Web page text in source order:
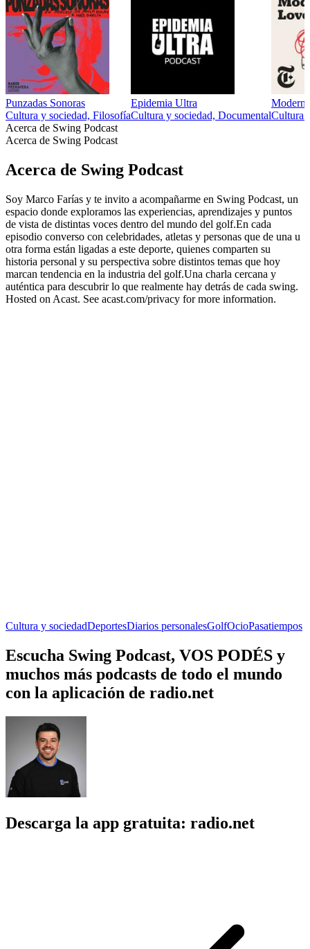
Punzadas Sonoras
Cultura y sociedad, Filosofía
Epidemia Ultra
Cultura y sociedad, Documental
Modern
Cultura
Acerca de Swing Podcast
Acerca de Swing Podcast
Acerca de Swing Podcast
Soy Marco Farías y te invito a acompañarme en Swing Podcast, un
espacio donde exploramos las experiencias, aprendizajes y puntos
de vista de distintas voces dentro del mundo del golf.En cada
episodio converso con celebridades, atletas y personas que de una u
otra forma están ligadas a este deporte, quienes comparten su
historia personal y su perspectiva sobre distintos temas que hoy
marcan tendencia en la industria del golf.Una charla cercana y
auténtica para descubrir lo que realmente hay detrás de cada swing.
Hosted on Acast. See acast.com/privacy for more information.
Cultura y sociedadDeportesDiarios personalesGolfOcioPasatiempos
Escucha Swing Podcast, VOS PODÉS y
muchos más podcasts de todo el mundo
con la aplicación de radio.net
Descarga la app gratuita: radio.net